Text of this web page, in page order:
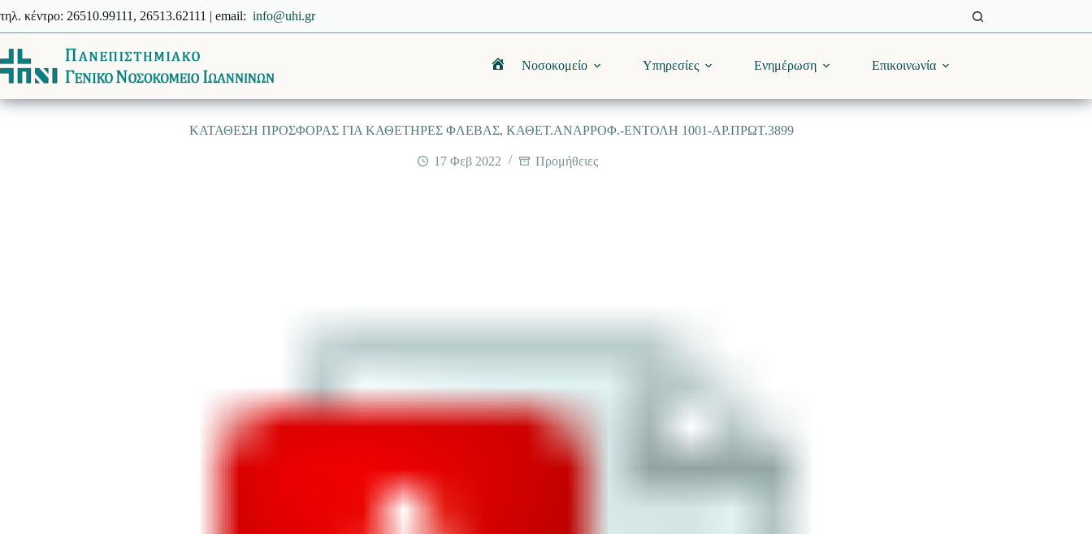
στο
περιεχόμενο
τηλ. κέντρο: 26510.99111, 26513.62111 | email: info@uhi.gr
ΑρχικήΝοσοκομείο Υπηρεσίες Ενημέρωση Επικοινωνία
ΚΑΤΑΘΕΣΗ ΠΡΟΣΦΟΡΑΣ ΓΙΑ ΚΑΘΕΤΗΡΕΣ ΦΛΕΒΑΣ, ΚΑΘΕΤ.ΑΝΑΡΡΟΦ.-ΕΝΤΟΛΗ 1001-ΑΡ.ΠΡΩΤ.3899
17 Φεβ 2022 Προμήθειες